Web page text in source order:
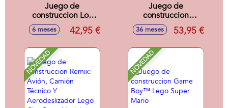
Juego de
construccion Los
Aristogatos:
Adorable Marie
Classic
6 meses 42,95 €
Juego de
construccion
Divertido Pícnic De
Olaf Y Bruni Lego
36 meses 53,95 €
NOVEDAD NOVEDAD